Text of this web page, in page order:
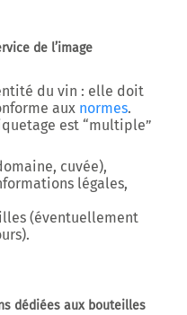
de l’image
du vin : elle doit
aux normes.
est “multiple”
cuvée),
légales,
(éventuellement
dédiées aux bouteilles